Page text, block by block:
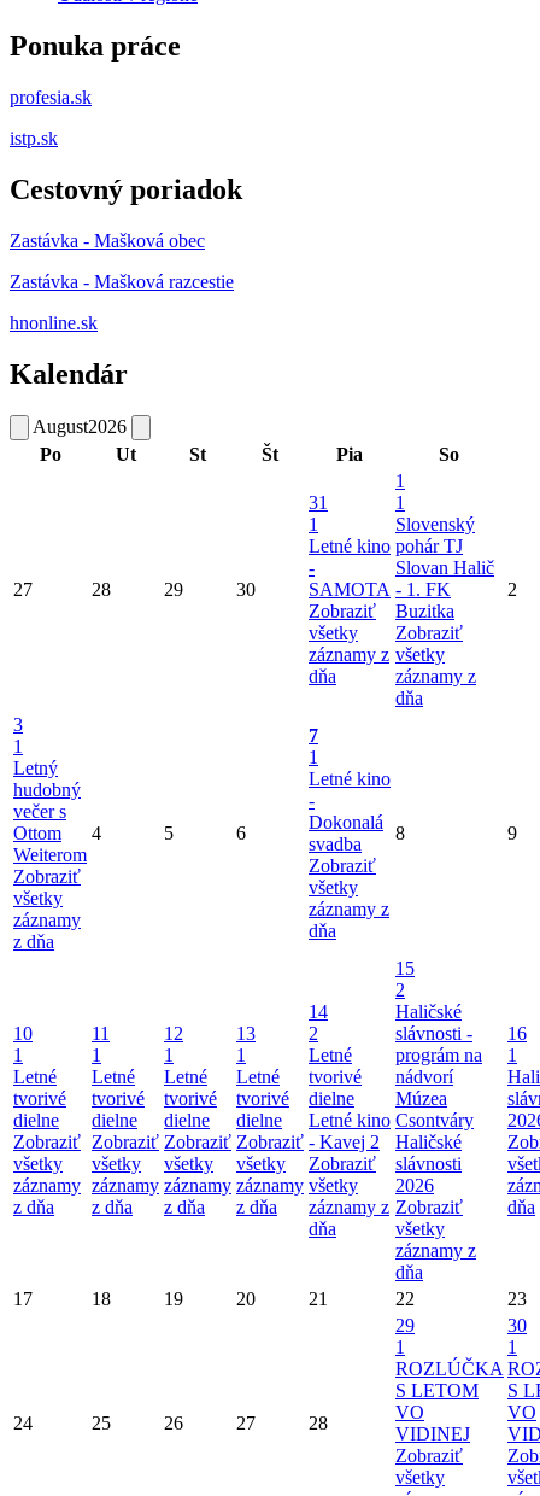
Ponuka práce
profesia.sk
istp.sk
Cestovný poriadok
Zastávka - Mašková obec
Zastávka - Mašková razcestie
hnonline.sk
Kalendár
August2026
Po
Ut St Št Pia So
27 28 29 30
31
1
Letné kino
-
SAMOTA
Zobraziť
všetky
záznamy z
dňa
1
1
Slovenský
pohár TJ
Slovan Halič
- 1. FK
Buzitka
Zobraziť
všetky
záznamy z
dňa
2
3
1
Letný
hudobný
večer s
Ottom
Weiterom
Zobraziť
všetky
záznamy
z dňa
4 5 6
7
1
Letné kino
-
Dokonalá
svadba
Zobraziť
všetky
záznamy z
dňa
8 9
10
1
Letné
tvorivé
dielne
Zobraziť
všetky
záznamy
z dňa
11
1
Letné
tvorivé
dielne
Zobraziť
všetky
záznamy
z dňa
12
1
Letné
tvorivé
dielne
Zobraziť
všetky
záznamy
z dňa
13
1
Letné
tvorivé
dielne
Zobraziť
všetky
záznamy
z dňa
14
2
Letné
tvorivé
dielne
Letné kino
- Kavej 2
Zobraziť
všetky
záznamy z
dňa
15
2
Haličské
slávnosti -
prográm na
nádvorí
Múzea
Csontváry
Haličské
slávnosti
2026
Zobraziť
všetky
záznamy z
dňa
16
1
dňa
17 18 19 20 21 22 23
24 25 26 27 28
29
1
ROZLÚČKA
S LETOM
VO
VIDINEJ
Zobraziť
všetky
30
1
S
VO